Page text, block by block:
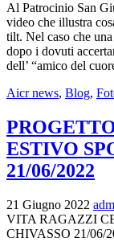
Al Patrocinio San
video che illustra
tilt. Nel caso che
dopo i dovuti
dell’ “amico del
Aicr news, Blog,
ESTIVO
21/06/2022
21 Giugno 2022
VITA RAGAZZI
CHIVASSO 21/06/